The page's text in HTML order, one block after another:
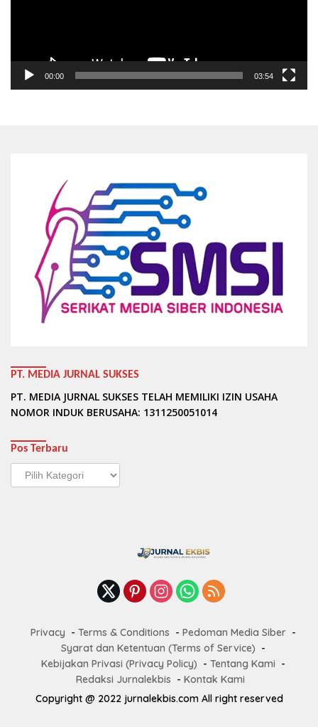
00:00 03:54
PT. MEDIA JURNAL SUKSES
PT. MEDIA JURNAL SUKSES TELAH MEMILIKI IZIN USAHA
NOMOR INDUK BERUSAHA: 1311250051014
Pos Terbaru
Pos
Terbaru
Privacy Terms & Conditions
Pedoman Media Siber
Syarat dan Ketentuan (Terms of Service)
Kebijakan Privasi (Privacy Policy)
Tentang Kami
Redaksi Jurnalekbis
Kontak Kami
Copyright @ 2022 jurnalekbis.com All right reserved